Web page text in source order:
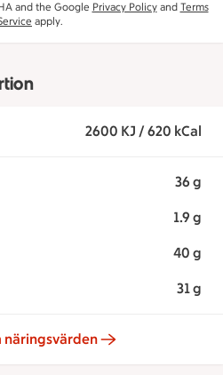
and the Google Privacy Policyand Terms
apply.
2600 KJ / 620 kCal
36 g
1.9 g
40 g
31 g
näringsvärden